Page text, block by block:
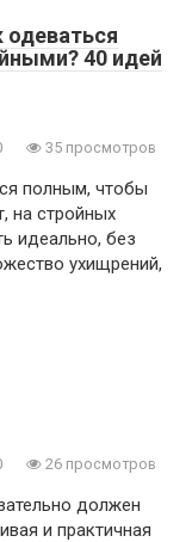
40 идей
35 просмотров
полным, чтобы
на стройных
идеально, без
ухищрений,
26 просмотров
должен
и практичная